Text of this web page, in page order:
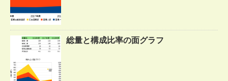
総量と構成比率の面グラフ